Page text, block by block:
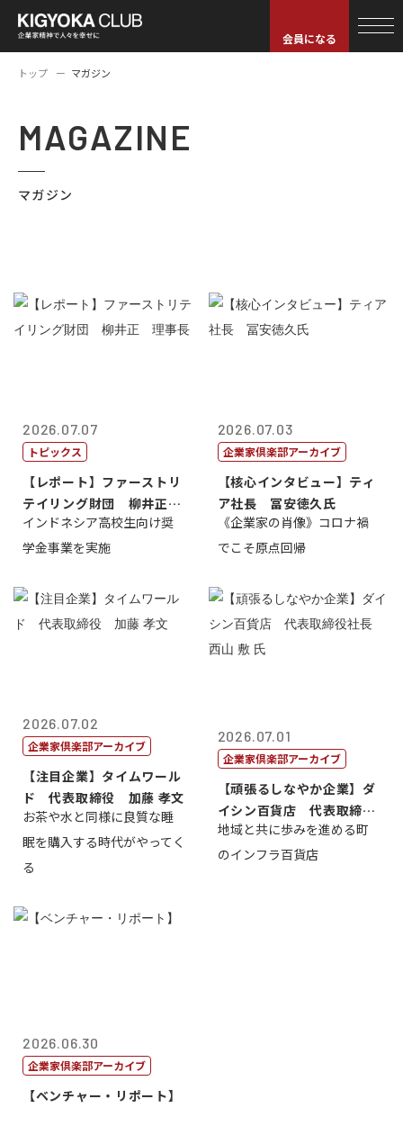
会員になる
トップ マガジン
MAGAZINE
マガジン
2026.07.07
トピックス
【レポート】ファーストリ
テイリング財団 柳井正
理事長
インドネシア高校生向け奨
学金事業を実施
2026.07.03
企業家倶楽部アーカイブ
【核心インタビュー】ティ
ア社長 冨安徳久氏
《企業家の肖像》コロナ禍
でこそ原点回帰
2026.07.02
企業家倶楽部アーカイブ
【注目企業】タイムワール
ド 代表取締役 加藤 孝文
お茶や水と同様に良質な睡
眠を購入する時代がやってく
る
2026.07.01
企業家倶楽部アーカイブ
【頑張るしなやか企業】ダ
イシン百貨店 代表取締役
社長 西山 ...
地域と共に歩みを進める町
のインフラ百貨店
2026.06.30
企業家倶楽部アーカイブ
【ベンチャー・リポート】